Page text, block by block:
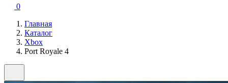
0
Главная
Каталог
Xbox
Port Royale 4